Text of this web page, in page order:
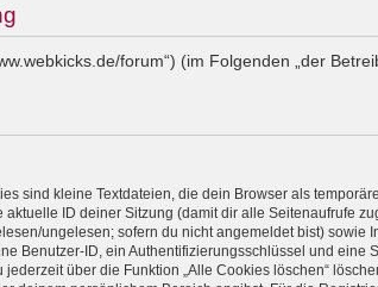
forum“) (im Folgenden „der
sind kleine Textdateien, die dein Browser als
ID deiner Sitzung (damit dir alle Seitenaufrufe
ungelesen; sofern du nicht angemeldet bist) sowie
Benutzer-ID, ein Authentifizierungsschlüssel und eine
über die Funktion „Alle Cookies löschen“